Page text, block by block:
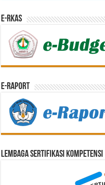
e-RKAS
E-Raport
Lembaga Sertifikasi Kompetensi